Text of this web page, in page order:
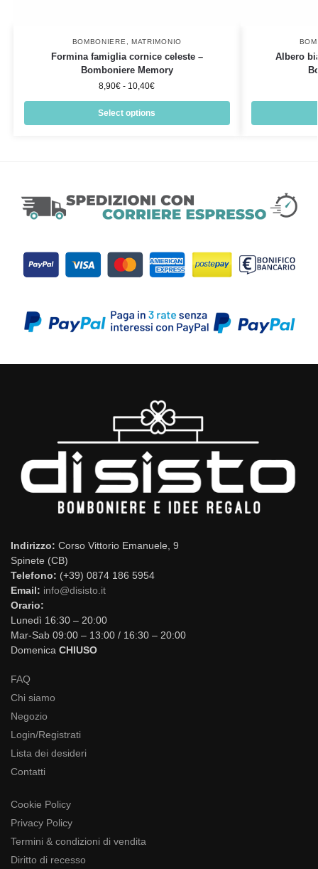
BOMBONIERE MATRIMONIO
Formina famiglia cornice celeste –
Bomboniere Memory
8,90€ - 10,40€
Select options
Albero
Indirizzo: Corso Vittorio Emanuele, 9
Spinete (CB)
Telefono: (+39) 0874 186 5954
Email: info@disisto.it
Orario:
Lunedì 16:30 – 20:00
Mar-Sab 09:00 – 13:00 / 16:30 – 20:00
Domenica CHIUSO
FAQ
Chi siamo
Negozio
Login/Registrati
Lista dei desideri
Contatti
Cookie Policy
Privacy Policy
Termini & condizioni di vendita
Diritto di recesso